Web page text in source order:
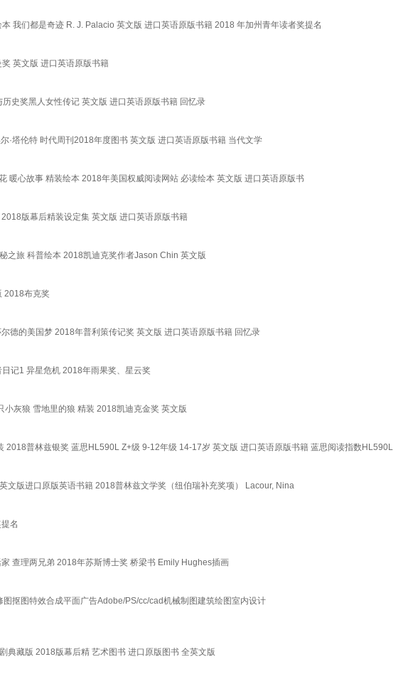
我们都是奇迹 R. J. Palacio 英文版 进口英语原版书籍 2018 年加州青年读者奖提名
英文版 进口英语原版书籍
史奖黑人女性传记 英文版 进口英语原版书籍 回忆录
·塔伦特 时代周刊2018年度图书 英文版 进口英语原版书籍 当代文学
暖心故事 精装绘本 2018年美国权威阅读网站 必读绘本 英文版 进口英语原版书
版幕后精装设定集 英文版 进口英语原版书籍
之旅 科普绘本 2018凯迪克奖作者Jason Chin 英文版
2018布克奖
德的美国梦 2018年普利策传记奖 英文版 进口英语原版书籍 回忆录
记1 异星危机 2018年雨果奖、星云奖
灰狼 雪地里的狼 精装 2018凯迪克金奖 英文版
2018普林兹银奖 蓝思HL590L Z+级 9-12年级 14-17岁 英文版 进口英语原版书籍 蓝思阅读指数HL590L
文版进口原版英语书籍 2018普林兹文学奖（纽伯瑞补充奖项） Lacour, Nina
名
查理两兄弟 2018年苏斯博士奖 桥梁书 Emily Hughes插画
抠图特效合成平面广告Adobe/PS/cc/cad机械制图建筑绘图室内设计
典藏版 2018版幕后精 艺术图书 进口原版图书 全英文版